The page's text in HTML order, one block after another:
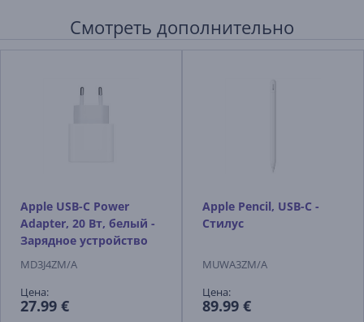
Смотреть дополнительно
Apple USB-C Power
Adapter, 20 Вт, белый -
Зарядное устройство
MD3J4ZM/A
Цена:
27.99 €
Apple Pencil, USB-C -
Стилус
MUWA3ZM/A
Цена:
89.99 €